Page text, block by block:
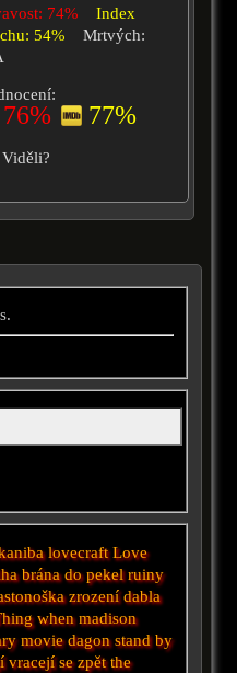
74%
Index
54%
Mrtvých:
77%
Viděli?
lovecraft Love
brána do pekel ruiny
zrození dabla
when madison
movie dagon stand by
vracejí se zpět the